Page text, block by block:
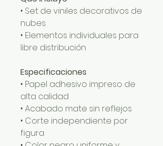
• Set de viniles decorativos de
nubes
• Elementos individuales para
libre distribución
Especificaciones
• Papel adhesivo impreso de
alta calidad
• Acabado mate sin reflejos
• Corte independiente por
figura